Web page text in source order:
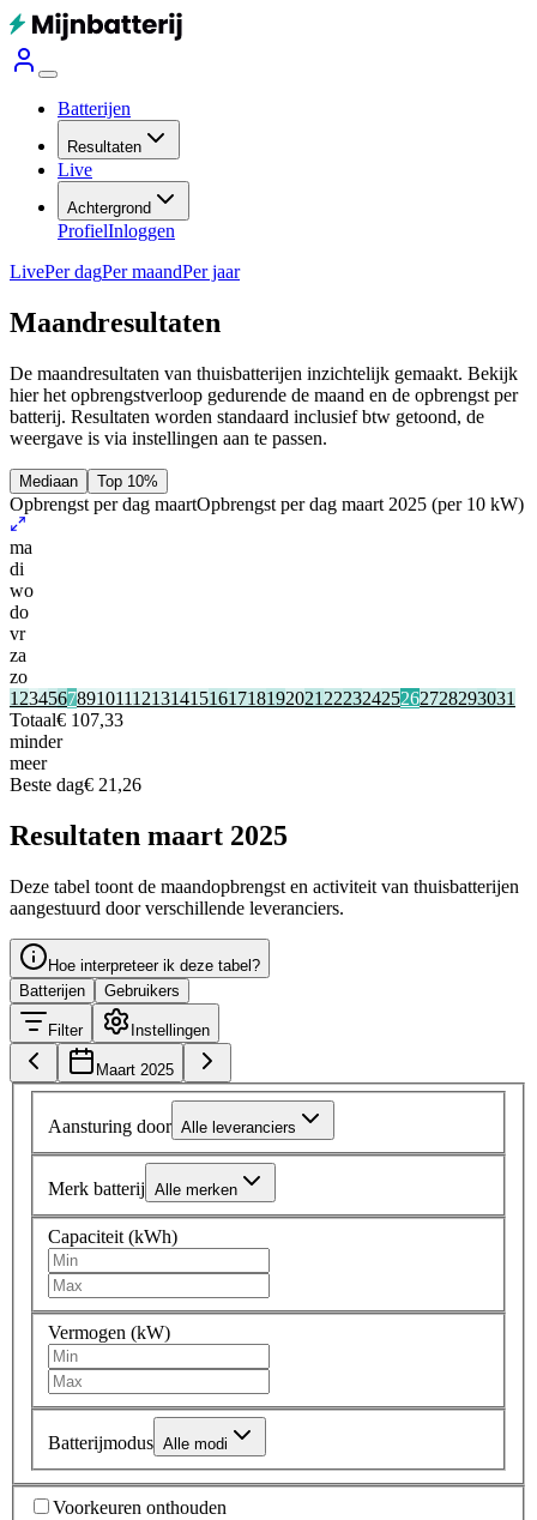
Batterijen
Resultaten
Live
Achtergrond
ProfielInloggen
LivePer dagPer maandPer jaar
Maandresultaten
De maandresultaten van thuisbatterijen inzichtelijk gemaakt. Bekijk
hier het opbrengstverloop gedurende de maand en de opbrengst per
batterij. Resultaten worden standaard inclusief btw getoond, de
weergave is via instellingen aan te passen.
Mediaan Top 10%
Opbrengst per dag maartOpbrengst per dag maart 2025 (per 10 kW)
ma
di
wo
do
vr
za
zo
1 23456789101112131415161718192021 22232425262728293031
Totaal€ 107,33
minder
meer
Beste dag€ 21,26
Resultaten maart 2025
Deze tabel toont de maandopbrengst en activiteit van thuisbatterijen
aangestuurd door verschillende leveranciers.
Hoe interpreteer ik deze tabel?
Batterijen
Gebruikers
Filter Instellingen
Maart 2025
Aansturing door Alle leveranciers
Merk batterij Alle merken
Capaciteit (kWh)
Vermogen (kW)
Batterijmodus Alle modi
Voorkeuren onthouden